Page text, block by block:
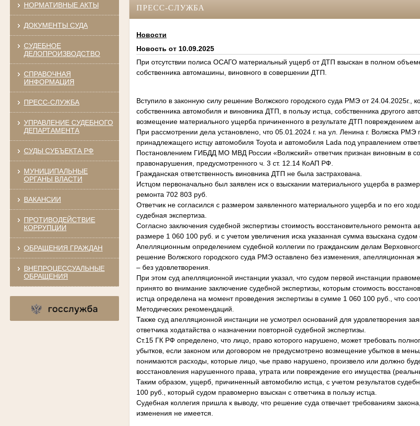
НОРМАТИВНЫЕ АКТЫ
ДОКУМЕНТЫ СУДА
СУДЕБНОЕ
ДЕЛОПРОИЗВОДСТВО
СПРАВОЧНАЯ
ИНФОРМАЦИЯ
ПРЕСС-СЛУЖБА
УПРАВЛЕНИЕ СУДЕБНОГО
ДЕПАРТАМЕНТА
СУДЫ СУБЪЕКТА РФ
МУНИЦИПАЛЬНЫЕ
ОРГАНЫ ВЛАСТИ
ВАКАНСИИ
ПРОТИВОДЕЙСТВИЕ
КОРРУПЦИИ
ОБРАЩЕНИЯ ГРАЖДАН
ВНЕПРОЦЕССУАЛЬНЫЕ
ОБРАЩЕНИЯ
ПРЕСС-СЛУЖБА
Новости
Новость от 10.09.2025
При отсутствии полиса ОСАГО материальный ущерб от ДТП взыскан в полном
собственника автомашины, виновного в совершении ДТП.
Вступило в законную силу решение Волжского городского суда РМЭ от 24.04.2025г.,
собственника автомобиля и виновника ДТП, в пользу истца, собственника другого
возмещение материального ущерба причиненного в результате ДТП повреждением
При рассмотрении дела установлено, что 05.01.2024 г. на ул. Ленина г. Волжска
принадлежащего истцу автомобиля Toyota и автомобиля Lada под управлением
Постановлением ГИБДД МО МВД России «Волжский» ответчик признан виновным в
правонарушения, предусмотренного ч. 3 ст. 12.14 КоАП РФ.
Гражданская ответственность виновника ДТП не была застрахована.
Истцом первоначально был заявлен иск о взыскании материального ущерба в
ремонта 702 803 руб.
Ответчик не согласился с размером заявленного материального ущерба и по его
судебная экспертиза.
Согласно заключения судебной экспертизы стоимость восстановительного ремонта
размере 1 060 100 руб. и с учетом увеличения иска указанная сумма взыскана судом
Апелляционным определением судебной коллегии по гражданским делам
решение Волжского городского суда РМЭ оставлено без изменения, апелляционная
– без удовлетворения.
При этом суд апелляционной инстанции указал, что судом первой инстанции
принято во внимание заключение судебной экспертизы, которым стоимость
истца определена на момент проведения экспертизы в сумме 1 060 100 руб., что
Методических рекомендаций.
Также суд апелляционной инстанции не усмотрел оснований для удовлетворения
ответчика ходатайства о назначении повторной судебной экспертизы.
Ст.15 ГК РФ определено, что лицо, право которого нарушено, может требовать
убытков, если законом или договором не предусмотрено возмещение убытков в
понимаются расходы, которые лицо, чье право нарушено, произвело или должно
восстановления нарушенного права, утрата или повреждение его имущества
Таким образом, ущерб, причиненный автомобилю истца, с учетом результатов
100 руб., который судом правомерно взыскан с ответчика в пользу истца.
Судебная коллегия пришла к выводу, что решение суда отвечает требованиям
изменения не имеется.